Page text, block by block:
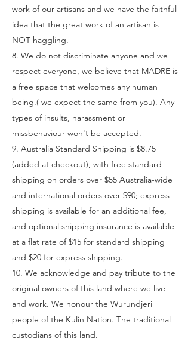
work of our artisans and we have the faithful
idea that the great work of an artisan is
NOT haggling.
8. We do not discriminate anyone and we
respect everyone, we believe that MADRE is
a free space that welcomes any human
being.( we expect the same from you). Any
types of insults, harassment or
missbehaviour won't be accepted.
9. Australia Standard Shipping is $8.75
(added at checkout), with free standard
shipping on orders over $55 Australia-wide
and international orders over $90; express
shipping is available for an additional fee,
and optional shipping insurance is available
at a flat rate of $15 for standard shipping
and $20 for express shipping.
10. We acknowledge and pay tribute to the
original owners of this land where we live
and work. We honour the Wurundjeri
people of the Kulin Nation. The traditional
custodians of this land.